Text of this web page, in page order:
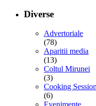
Diverse
Advertoriale
(78)
Aparitii media
(13)
Coltul Mirunei
(3)
Cooking Session
(6)
Evenimente